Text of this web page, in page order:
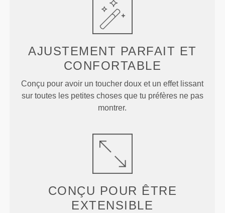
AJUSTEMENT PARFAIT ET
CONFORTABLE
Conçu pour avoir un toucher doux et un effet lissant
sur toutes les petites choses que tu préfères ne pas
montrer.
CONÇU POUR ÊTRE
EXTENSIBLE